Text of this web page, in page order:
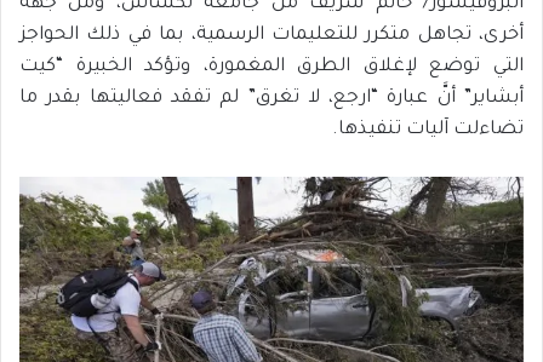
أخرى، تجاهل متكرر للتعليمات الرسمية، بما في ذلك الحواجز
التي توضع لإغلاق الطرق المغمورة، وتؤكد الخبيرة “كيت
أبشاير” أنَّ عبارة “ارجع، لا تغرق” لم تفقد فعاليتها بقدر ما
تضاءلت آليات تنفيذها.